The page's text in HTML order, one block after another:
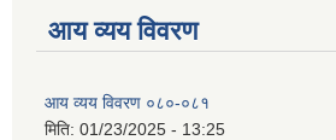
आय व्यय विवरण
आय व्यय विवरण ०८०-०८१
मिति: 01/23/2025 - 13:25